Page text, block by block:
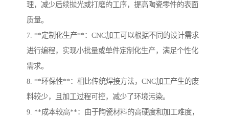
理，减少后续抛光或打磨的工序，提高陶瓷零件的表面
质量。
7. **定制化生产**：CNC加工可以根据不同的设计需求
进行编程，实现小批量或单件定制化生产，满足个性化
需求。
8. **环保性**：相比传统焊接方法，CNC加工产生的废
料较少，且加工过程可控，减少了环境污染。
9. **成本较高**：由于陶瓷材料的高硬度和加工难度，